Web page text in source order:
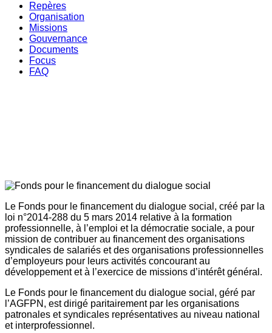
Repères
Organisation
Missions
Gouvernance
Documents
Focus
FAQ
Le Fonds pour le financement du dialogue social, créé par la
loi n°2014-288 du 5 mars 2014 relative à la formation
professionnelle, à l’emploi et la démocratie sociale, a pour
mission de contribuer au financement des organisations
syndicales de salariés et des organisations professionnelles
d’employeurs pour leurs activités concourant au
développement et à l’exercice de missions d’intérêt général.
Le Fonds pour le financement du dialogue social, géré par
l’AGFPN, est dirigé paritairement par les organisations
patronales et syndicales représentatives au niveau national
et interprofessionnel.